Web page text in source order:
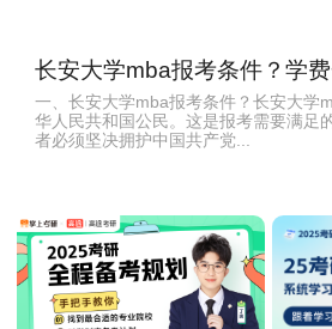
长安大学mba报考条件？学
一、长安大学mba报考条件？长安大学
华人民共和国公民。这是报考需要满足
者必须坚决拥护中国共产党...